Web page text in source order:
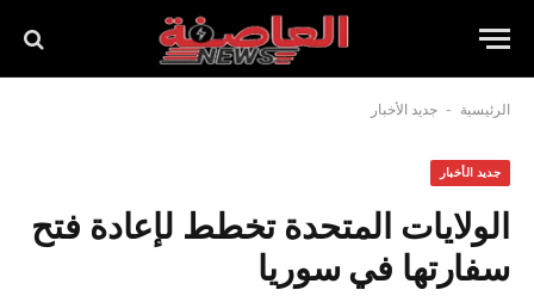
الرئيسية - جديد الأخبار
جديد الأخبار
الولايات المتحدة تخطط لإعادة فتح
سفارتها في سوريا